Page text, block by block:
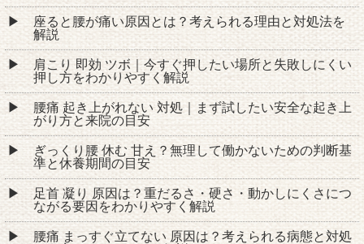
座ると腰が痛い原因とは？考えられる理由と対処法を
解説
肩こり 即効 ツボ｜今すぐ押したい場所と失敗しにくい
押し方をわかりやすく解説
腰痛 起き上がれない 対処｜まず試したい安全な起き上
がり方と来院の目安
ぎっくり腰 休む 甘え？無理して働かないための判断基
準と休養期間の目安
足首 凝り 原因は？重だるさ・硬さ・動かしにくさにつ
ながる要因をわかりやすく解説
腰痛 まっすぐ立てない 原因は？考えられる病態と対処